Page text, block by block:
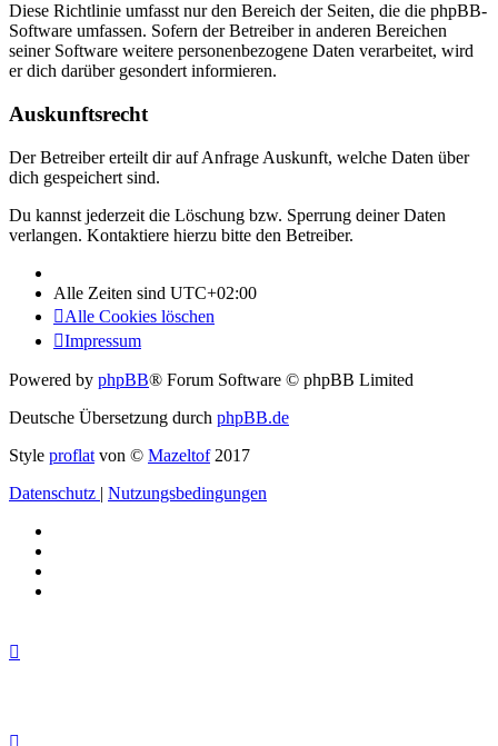
Diese Richtlinie umfasst nur den Bereich der Seiten, die die phpBB-
Software umfassen. Sofern der Betreiber in anderen Bereichen
seiner Software weitere personenbezogene Daten verarbeitet, wird
er dich darüber gesondert informieren.
Auskunftsrecht
Der Betreiber erteilt dir auf Anfrage Auskunft, welche Daten über
dich gespeichert sind.
Du kannst jederzeit die Löschung bzw. Sperrung deiner Daten
verlangen. Kontaktiere hierzu bitte den Betreiber.
Alle Zeiten sind UTC+02:00
Alle Cookies löschen
Impressum
Powered by phpBB® Forum Software © phpBB Limited
Deutsche Übersetzung durch phpBB.de
Style proflat von © Mazeltof2017
Datenschutz | Nutzungsbedingungen